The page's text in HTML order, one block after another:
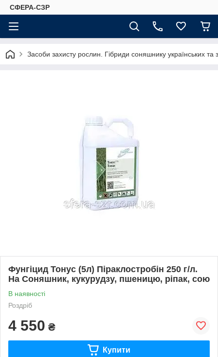
СФЕРА-СЗР
Засоби захисту рослин. Гібриди соняшнику українських та
Фунгіцид Тонус (5л) Піраклостробін 250 г/л.
На Соняшник, кукурудзу, пшеницю, ріпак, сою
В наявності
Роздріб
4 550 ₴
Купити